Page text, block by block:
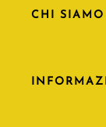
CHI SIAMO